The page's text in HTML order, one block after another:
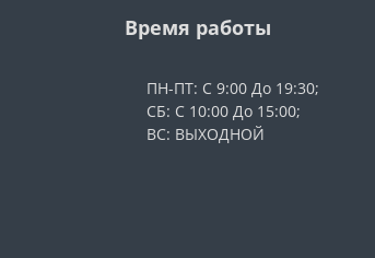
Время работы
ПН-ПТ: С 9:00 До 19:30;
СБ: С 10:00 До 15:00;
ВС: ВЫХОДНОЙ